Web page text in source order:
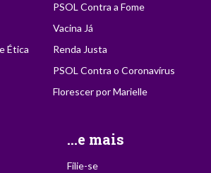
Ética
PSOL Contra a Fome
Vacina Já
Renda Justa
PSOL Contra o Coronavírus
Florescer por Marielle
...e mais
Filie-se